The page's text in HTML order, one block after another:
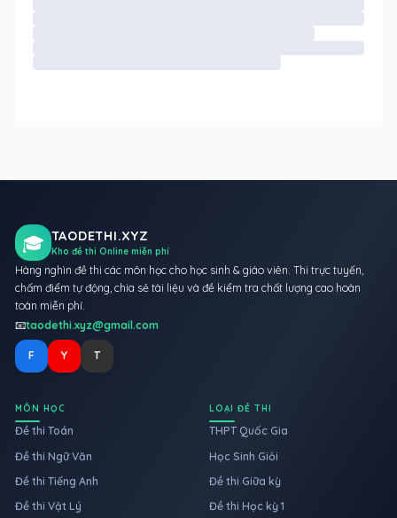
🎓 TAODETHI.XYZ
Kho đề thi Online miễn phí
Hàng nghìn đề thi các môn học cho học sinh & giáo viên. Thi trực tuyến,
chấm điểm tự động, chia sẻ tài liệu và đề kiểm tra chất lượng cao hoàn
toàn miễn phí.
📧taodethi.xyz@gmail.com
F Y T
MÔN HỌC
Đề thi Toán
Đề thi Ngữ Văn
Đề thi Tiếng Anh
Đề thi Vật Lý
LOẠI ĐỀ THI
THPT Quốc Gia
Học Sinh Giỏi
Đề thi Giữa kỳ
Đề thi Học kỳ 1